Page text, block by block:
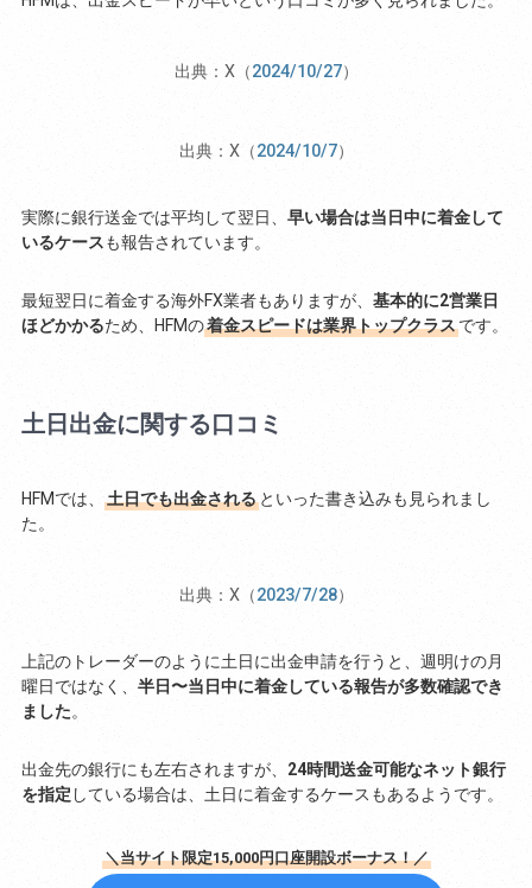
出典：X（2024/10/27）
出典：X（2024/10/7）
実際に銀行送金では平均して翌日、 早い場合は当日中に着金して
いるケースも報告されています。
最短翌日に着金する海外FX業者もありますが、 基本的に2営業日
ほどかかるため、HFMの着金スピードは業界トップクラスです。
土日出金に関する口コミ
HFMでは、 土日でも出金されるといった書き込みも見られまし
た。
出典：X（2023/7/28）
上記のトレーダーのように土日に出金申請を行うと、週明けの月
曜日ではなく、 半日〜当日中に着金している報告が多数確認でき
ました。
出金先の銀行にも左右されますが、 24時間送金可能なネット銀行
を指定 している場合は、土日に着金するケースもあるようです。
＼当サイト限定15,000円口座開設ボーナス！／